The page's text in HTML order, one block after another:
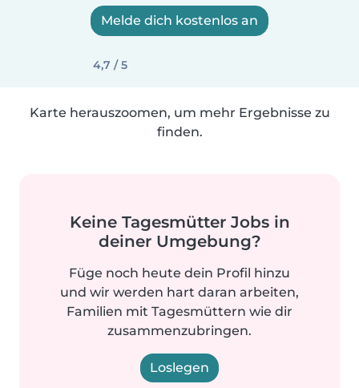
Melde dich kostenlos an
4,7 / 5
Karte herauszoomen, um mehr Ergebnisse zu
finden.
Keine Tagesmütter Jobs in
deiner Umgebung?
Füge noch heute dein Profil hinzu
und wir werden hart daran arbeiten,
Familien mit Tagesmüttern wie dir
zusammenzubringen.
Loslegen